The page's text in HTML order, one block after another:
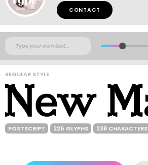
CONTACT
REGULAR STYLE
POSTSCRIPT 226 GLYPHS 238 CHARACTERS